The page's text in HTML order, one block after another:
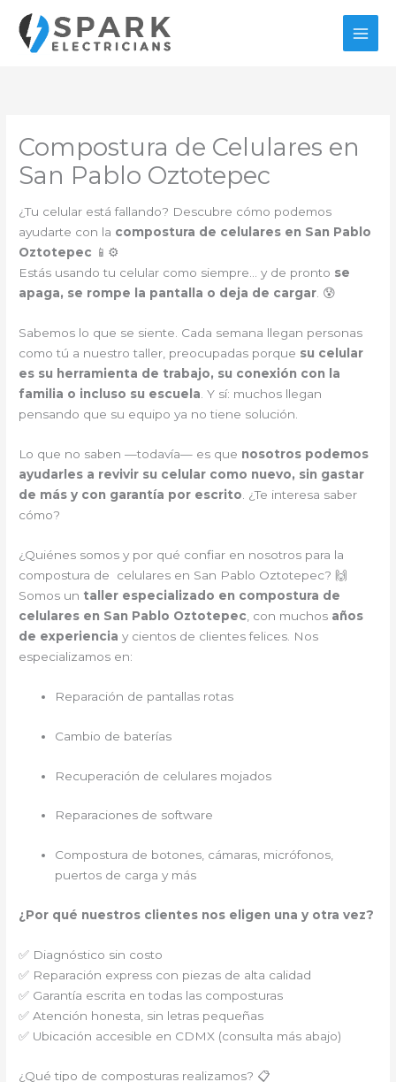
contenido
Compostura de Celulares en
San Pablo Oztotepec
¿Tu celular está fallando? Descubre cómo podemos
ayudarte con la compostura de celulares en San Pablo
Oztotepec 📱⚙️
Estás usando tu celular como siempre… y de pronto se
apaga, se rompe la pantalla o deja de cargar. 😰
Sabemos lo que se siente. Cada semana llegan personas
como tú a nuestro taller, preocupadas porque su celular
es su herramienta de trabajo, su conexión con la
familia o incluso su escuela . Y sí: muchos llegan
pensando que su equipo ya no tiene solución.
Lo que no saben —todavía— es que nosotros podemos
ayudarles a revivir su celular como nuevo, sin gastar
de más y con garantía por escrito . ¿Te interesa saber
cómo?
¿Quiénes somos y por qué confiar en nosotros para la
compostura de celulares en San Pablo Oztotepec? 🙌
Somos un taller especializado en compostura de
celulares en San Pablo Oztotepec , con muchos años
de experiencia y cientos de clientes felices. Nos
especializamos en:
Reparación de pantallas rotas
Cambio de baterías
Recuperación de celulares mojados
Reparaciones de software
Compostura de botones, cámaras, micrófonos,
puertos de carga y más
¿Por qué nuestros clientes nos eligen una y otra vez?
✅ Diagnóstico sin costo
✅ Reparación express con piezas de alta calidad
✅ Garantía escrita en todas las composturas
✅ Atención honesta, sin letras pequeñas
✅ Ubicación accesible en CDMX (consulta más abajo)
¿Qué tipo de composturas realizamos? 📋